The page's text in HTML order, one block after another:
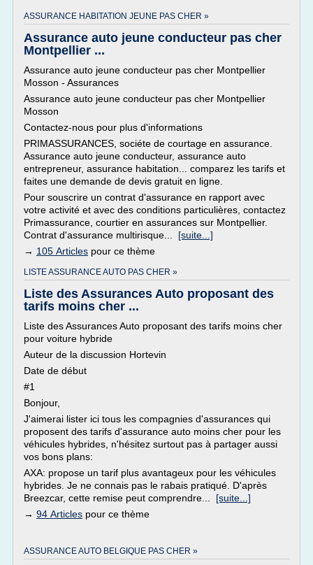
ASSURANCE HABITATION JEUNE PAS CHER »
Assurance auto jeune conducteur pas cher
Montpellier ...
Assurance auto jeune conducteur pas cher Montpellier
Mosson - Assurances
Assurance auto jeune conducteur pas cher Montpellier
Mosson
Contactez-nous pour plus d'informations
PRIMASSURANCES, sociéte de courtage en assurance.
Assurance auto jeune conducteur, assurance auto
entrepreneur, assurance habitation... comparez les tarifs et
faites une demande de devis gratuit en ligne.
Pour souscrire un contrat d'assurance en rapport avec
votre activité et avec des conditions particulières, contactez
Primassurance, courtier en assurances sur Montpellier.
Contrat d'assurance multirisque... [suite...]
→ 105 Articles pour ce thème
LISTE ASSURANCE AUTO PAS CHER »
Liste des Assurances Auto proposant des
tarifs moins cher ...
Liste des Assurances Auto proposant des tarifs moins cher
pour voiture hybride
Auteur de la discussion Hortevin
Date de début
#1
Bonjour,
J'aimerai lister ici tous les compagnies d'assurances qui
proposent des tarifs d'assurance auto moins cher pour les
véhicules hybrides, n'hésitez surtout pas à partager aussi
vos bons plans:
AXA: propose un tarif plus avantageux pour les véhicules
hybrides. Je ne connais pas le rabais pratiqué. D'après
Breezcar, cette remise peut comprendre... [suite...]
→ 94 Articles pour ce thème
ASSURANCE AUTO BELGIQUE PAS CHER »